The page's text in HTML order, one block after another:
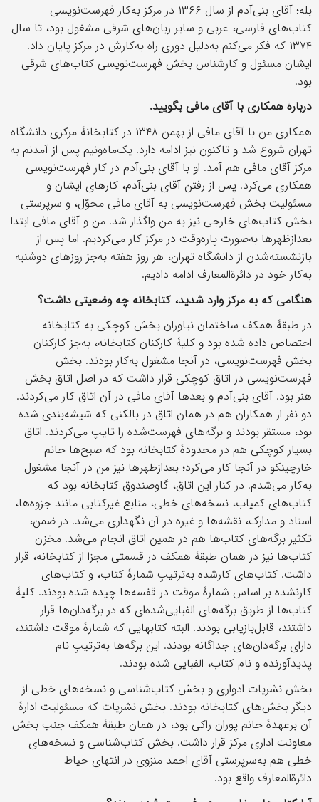
بله؛ آقای بنی‌آدم از سال ۱۳۶۶ در مرکز به‌کار فهرست‌نویسی
کتاب‌های فارسی، عربی و سایر زبان‌های شرقی مشغول بود، تا سال
۱۳۷۴ که فکر می‌کنم به‌دلیل دوری راه به‌کارش در مرکز پایان داد.
ایشان مسئول و کارشناس بخش فهرست‌نویسی کتاب‌های شرقی
بود.
دربارۀ همکاری با آقای مافی بگویید.
همکاری من با آقای مافی از بهمن ۱۳۴۸ در کتابخانۀ مرکزی دانشگاه
تهران شروع شد و تاکنون نیز ادامه دارد. یک‌ماه‌و‌نیم پس از آمدنم به
مرکز آقای مافی هم آمد. او با آقای بنی‌آدم در کار فهرست‌نویسی
همکاری می‌کرد. پس از رفتن آقای بنی‌آدم، کارهای ایشان و
مسئولیت بخش فهرست‌نویسی به آقای مافی محوّل، و سرپرستی
بخش کتاب‌های خارجی نیز به من واگذار شد. من و آقای مافی ابتدا
بعدازظهرها به‌صورت پاره‌وقت در مرکز کار می‌کردیم. اما پس از
بازنشسته‌شدن از دانشگاه تهران، هر روز هفته به‌جز روزهای دوشنبه
به‌کار خود در دائرة‌المعارف ادامه دادیم.
هنگامی که به مرکز وارد شدید، کتابخانه چه وضعیتی داشت؟
در طبقۀ همکف ساختمان نیاوران بخش کوچکی به کتابخانه
اختصاص داده شده بود و کلیۀ کارکنان کتابخانه، به‌جز کارکنان
بخش فهرست‌نویسی، در آنجا مشغول به‌کار بودند. بخش
فهرست‌نویسی در اتاق کوچکی قرار داشت که در اصل اتاق بخش
هنر بود. آقای بنی‌آدم و بعدها آقای مافی در آن اتاق کار می‌کردند.
دو نفر از همکاران هم در همان اتاق در بالکنی که شیشه‌بندی شده
بود، مستقر بودند و برگه‌‎های فهرست‌شده را تایپ می‌کردند. اتاق
بسیار کوچکی هم در محدودۀ کتابخانه بود که صبح‌ها خانم
خارچینکو در آنجا کار می‌کرد؛ بعدازظهرها نیز من در آنجا مشغول
به‌کار می‌شدم. در کنار این اتاق، گاوصندوق کتابخانه بود که
کتاب‌های کمیاب، نسخه‌های خطی، منابع غیرکتابی مانند جزوه‌ها،
اسناد و مدارک، نقشه‌ها و غیره در آن نگهداری می‌شد. در ضمن،
تکثیر برگه‌های کتاب‌ها هم در همین اتاق انجام می‌شد. مخزن
کتاب‌ها نیز در همان طبقۀ همکف در قسمتی مجزا از کتابخانه، قرار
داشت. کتاب‌های کارشده به‌ترتیبِ شمارۀ کتاب، و کتاب‌های
کارنشده بر اساس شمارۀ موقت در قفسه‌ها چیده شده بودند. کلیۀ
کتاب‌ها از طریق برگه‌های الفبایی‌شده‌ای که در برگه‌دان‌ها قرار
داشتند، قابل‌بازیابی بودند. البته کتاب‎هایی که شمارۀ موقت داشتند،
دارای برگه‌دان‌های جداگانه بودند. این برگه‌ها به‌ترتیبِ نام
پدیدآورنده و نام کتاب، الفبایی شده بودند.
بخش نشریات ادواری و بخش کتاب‌شناسی و نسخه‌های خطی از
دیگر بخش‌های کتابخانه بودند. بخش نشریات که مسئولیت ادارۀ
آن برعهدۀ خانم پوران راکی بود، در همان طبقۀ همکف جنب بخش
معاونت اداری مرکز قرار داشت. بخش کتاب‌شناسی و نسخه‌های
خطی هم به‌سرپرستی آقای احمد منزوی در انتهای حیاط
دائرةالمعارف واقع بود.